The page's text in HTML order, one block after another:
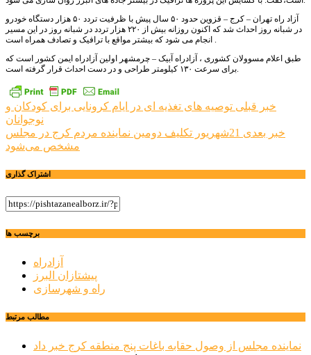
آزاد راه تهران – کرج – قزوین حدود ۵۰ سال پیش با ظرفیت تردد ۵۰ هزار دستگاه خودرو
در شبانه روز احداث شد که اکنون روزانه بیش از ۲۲۰ هزار تردد در شبانه روز در این مسیر
انجام می شود که بیشتر مواقع با ترافیک و تصادف همراه است .
طبق اعلام مسوولان کشوری ، آزادراه آبیک – چرمشهر اولین آزادراه ایمن کشور است که
برای سرعت ۱۳۰ کیلومتر طراحی و در دست احداث قرار گرفته است.
راهبری
نوشته
خبر قبلی توصیه های تغذیه ای در ایام کرونایی برای کودکان و
نوجوانان
خبر بعدی
21شهریور تکلیف دومین نماینده مردم کرج در مجلس
مشخص می‌شود
اشتراک گذاری
برچسب ها
آزادراه
پیشتازان البرز
راه و شهرسازی
مطالب مرتبط
نماینده مجلس از وصول حقابه باغات پنج منطقه کرج خبر داد